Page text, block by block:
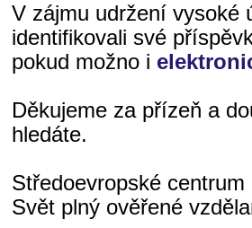
V zájmu udržení vysoké
identifikovali své
pokud možno i
Děkujeme za přízeň a
hledáte.
Středoevropské
Svět plný ověřené